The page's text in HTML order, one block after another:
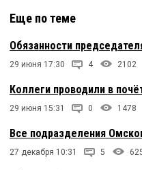
Еще по теме
Обязанности
29 июня 17:30 4 2102
Коллеги проводили в
29 июня 15:31 0 1478
Все подразделения
27 декабря 10:31 5